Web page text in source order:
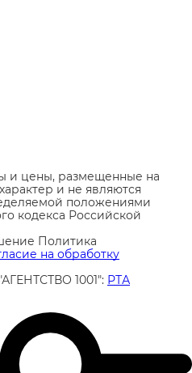
и цены, размещенные на
и не являются
положениями
кодекса Российской
Политика
на обработку
1001": РТА